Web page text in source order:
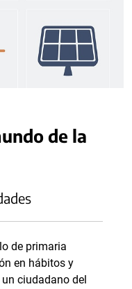
de la
de primaria
en hábitos y
ciudadano del